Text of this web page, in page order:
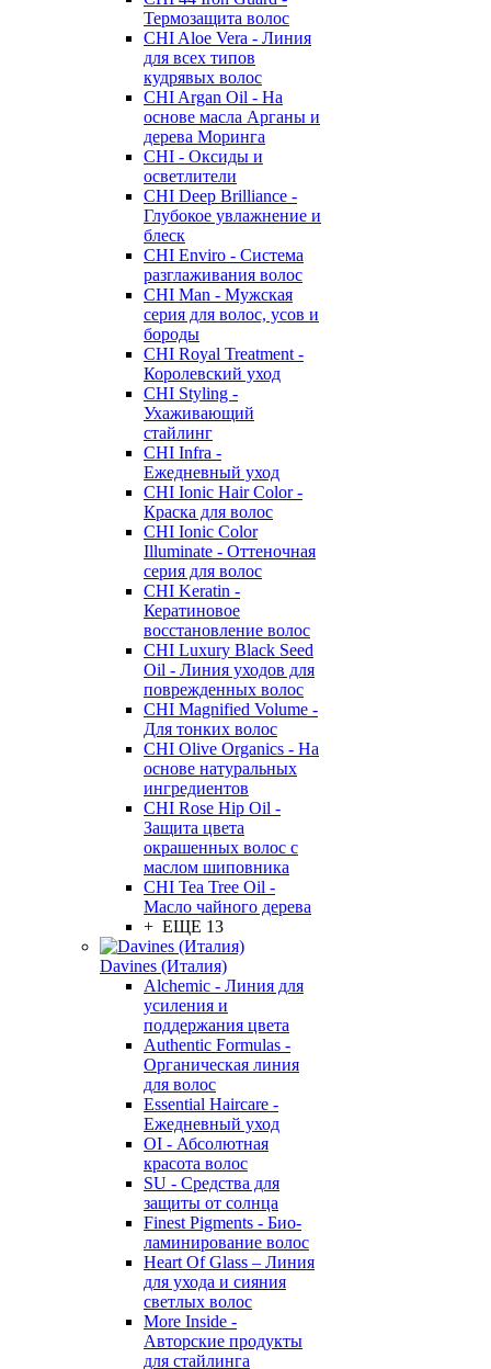
Термозащита волос
CHI Aloe Vera - Линия
для всех типов
кудрявых волос
CHI Argan Oil - На
основе масла Арганы и
дерева Моринга
CHI - Оксиды и
осветлители
CHI Deep Brilliance -
Глубокое увлажнение и
блеск
CHI Enviro - Система
разглаживания волос
CHI Man - Мужская
серия для волос, усов и
бороды
CHI Royal Treatment -
Королевский уход
CHI Styling -
Ухаживающий
стайлинг
CHI Infra -
Ежедневный уход
CHI Ionic Hair Color -
Краска для волос
CHI Ionic Color
Illuminate - Оттеночная
серия для волос
CHI Keratin -
Кератиновое
восстановление волос
CHI Luxury Black Seed
Oil - Линия уходов для
поврежденных волос
CHI Magnified Volume -
Для тонких волос
CHI Olive Organics - На
основе натуральных
ингредиентов
CHI Rose Hip Oil -
Защита цвета
окрашенных волос с
маслом шиповника
CHI Tea Tree Oil -
Масло чайного дерева
+ ЕЩЕ 13
Davines (Италия)
Alchemic - Линия для
усиления и
поддержания цвета
Authentic Formulas -
Органическая линия
для волос
Essential Haircare -
Eжедневный уход
OI - Абсолютная
красота волос
SU - Средства для
защиты от солнца
Finest Pigments - Био-
ламинирование волос
Heart Of Glass – Линия
для ухода и сияния
светлых волос
More Inside -
Авторские продукты
для стайлинга